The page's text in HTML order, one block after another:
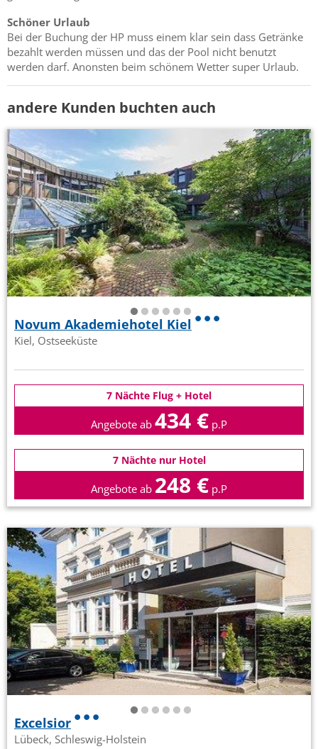
Schöner Urlaub
Bei der Buchung der HP muss einem klar sein dass Getränke
bezahlt werden müssen und das der Pool nicht benutzt
werden darf. Anonsten beim schönem Wetter super Urlaub.
andere Kunden buchten auch
Novum Akademiehotel Kiel
Kiel, Ostseeküste
7 Nächte Flug + Hotel
Angebote ab 434 € p.P
7 Nächte nur Hotel
Angebote ab 248 € p.P
Excelsior
Lübeck, Schleswig-Holstein